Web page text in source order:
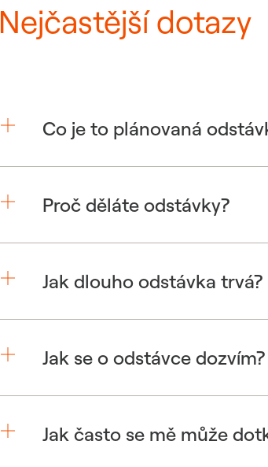
Nejčastější dotazy
Co je to plánovaná
Proč děláte odstávky?
Jak dlouho odstávka trvá?
Jak se o odstávce dozvím?
Jak často se mě může